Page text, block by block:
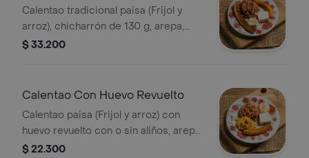
Tradicional
Calentao tradicional paisa (Frijol y
arroz), chicharrón de 130 g, arepa,
quesito, tajada de maduro y
$ 33.200
Calentao Con Huevo Revuelto
Calentao paisa (Frijol y arroz) con
huevo revuelto con o sin aliños, arepa,
quesito, tajada de maduro y
$ 22.300